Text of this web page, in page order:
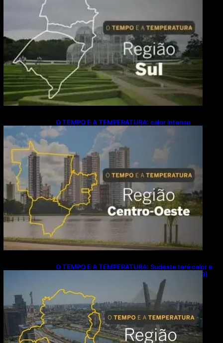
O TEMPO E A TEMPERATURA: calor intenso
predomina no Centro-Oeste neste domingo (9)
O TEMPO E A TEMPERATURA: Sudeste terá calor e
possibilidade de chuva isolada neste domingo (9)